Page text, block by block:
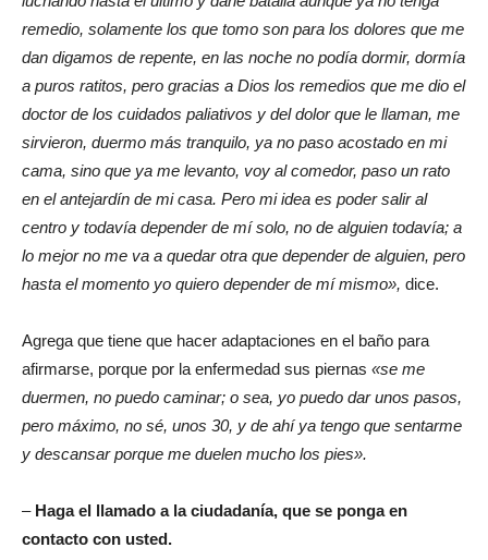
remedio, solamente los que tomo son para los dolores que me
dan digamos de repente, en las noche no podía dormir, dormía
a puros ratitos, pero gracias a Dios los remedios que me dio el
doctor de los cuidados paliativos y del dolor que le llaman, me
sirvieron, duermo más tranquilo, ya no paso acostado en mi
cama, sino que ya me levanto, voy al comedor, paso un rato
en el antejardín de mi casa. Pero mi idea es poder salir al
centro y todavía depender de mí solo, no de alguien todavía; a
lo mejor no me va a quedar otra que depender de alguien, pero
hasta el momento yo quiero depender de mí mismo», dice.
Agrega que tiene que hacer adaptaciones en el baño para
afirmarse, porque por la enfermedad sus piernas «se me
duermen, no puedo caminar; o sea, yo puedo dar unos pasos,
pero máximo, no sé, unos 30, y de ahí ya tengo que sentarme
y descansar porque me duelen mucho los pies».
– Haga el llamado a la ciudadanía, que se ponga en
contacto con usted.